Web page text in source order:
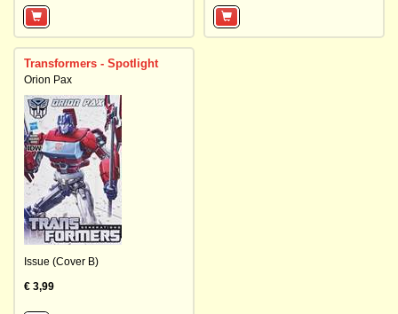
Transformers - Spotlight
Orion Pax
Issue (Cover B)
€ 3,99